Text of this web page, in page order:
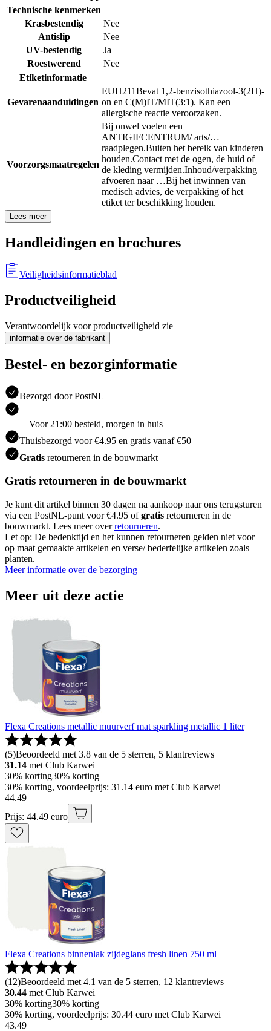
Technische kenmerken
Krasbestendig
Nee
Antislip
Nee
UV-bestendig
Ja
Roestwerend
Nee
Etiketinformatie
Gevarenaanduidingen
EUH211Bevat 1,2-benzisothiazool-3(2H)-
on en C(M)IT/MIT(3:1). Kan een
allergische reactie veroorzaken.
Voorzorgsmaatregelen
Bij onwel voelen een
ANTIGIFCENTRUM/ arts/…
raadplegen.Buiten het bereik van kinderen
houden.Contact met de ogen, de huid of
de kleding vermijden.Inhoud/verpakking
afvoeren naar …Bij het inwinnen van
medisch advies, de verpakking of het
etiket ter beschikking houden.
Lees meer
Handleidingen en brochures
Veiligheidsinformatieblad
Productveiligheid
Verantwoordelijk voor productveiligheid zie
informatie over de fabrikant
Bestel- en bezorginformatie
Bezorgd door PostNL
Voor 21:00 besteld, morgen in huis
Thuisbezorgd voor €4.95 en gratis vanaf €50
Gratis retourneren in de bouwmarkt
Gratis retourneren in de bouwmarkt
Je kunt dit artikel binnen 30 dagen na aankoop naar ons terugsturen
via een PostNL-punt voor €4.95 ofgratis retourneren in de
bouwmarkt. Lees meer overretourneren.
Let op: De bedenktijd en het kunnen retourneren gelden niet voor
op maat gemaakte artikelen en verse/ bederfelijke artikelen zoals
planten.
Meer informatie over de bezorging
Meer uit deze actie
Flexa Creations metallic muurverf mat sparkling metallic 1 liter
(5)Beoordeeld met 3.8 van de 5 sterren, 5 klantreviews
31.14 met Club Karwei
30% korting30% korting
30% korting, voordeelprijs: 31.14 euro met Club Karwei
44.49
Prijs: 44.49 euro
Flexa Creations binnenlak zijdeglans fresh linen 750 ml
(12)Beoordeeld met 4.1 van de 5 sterren, 12 klantreviews
30.44 met Club Karwei
30% korting30% korting
30% korting, voordeelprijs: 30.44 euro met Club Karwei
43.49